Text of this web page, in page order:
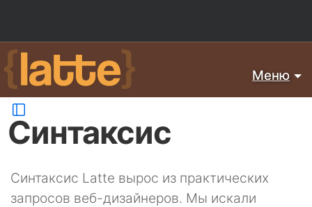
Меню
Синтаксис
Синтаксис Latte вырос из практических
запросов веб-дизайнеров. Мы искали